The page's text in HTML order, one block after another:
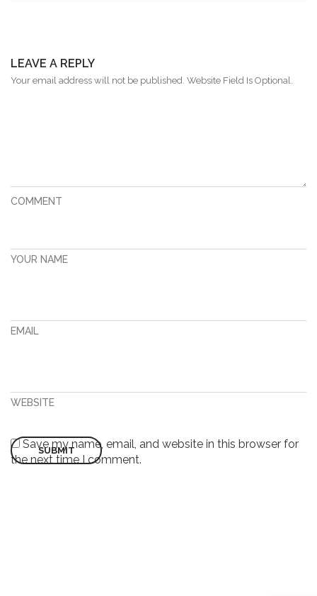
LEAVE A REPLY
Your email address will not be published. Website Field Is Optional.
COMMENT
YOUR NAME
EMAIL
WEBSITE
Save my name, email, and website in this browser for
the next time I comment.